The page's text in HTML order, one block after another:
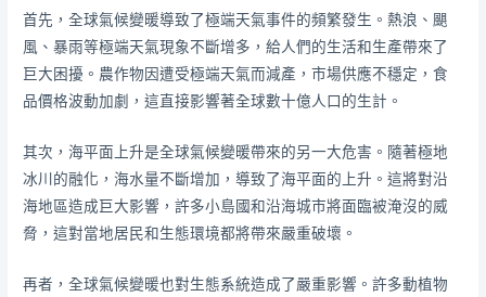
首先，全球氣候變暖導致了極端天氣事件的頻繁發生。熱浪、颶
風、暴雨等極端天氣現象不斷增多，給人們的生活和生產帶來了
巨大困擾。農作物因遭受極端天氣而減產，市場供應不穩定，食
品價格波動加劇，這直接影響著全球數十億人口的生計。
其次，海平面上升是全球氣候變暖帶來的另一大危害。隨著極地
冰川的融化，海水量不斷增加，導致了海平面的上升。這將對沿
海地區造成巨大影響，許多小島國和沿海城市將面臨被淹沒的威
脅，這對當地居民和生態環境都將帶來嚴重破壞。
再者，全球氣候變暖也對生態系統造成了嚴重影響。許多動植物